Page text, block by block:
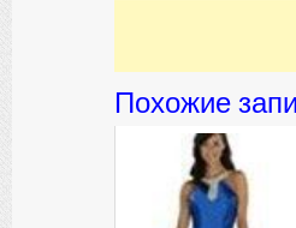
Похожие